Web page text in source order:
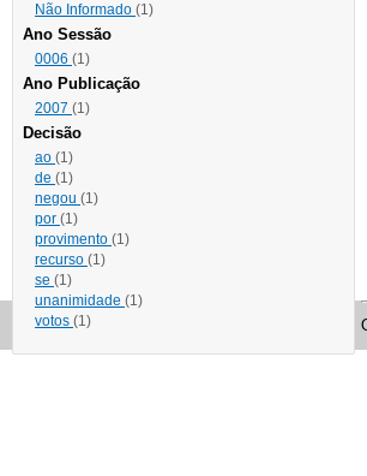
Não Informado (1)
Ano Sessão
0006 (1)
Ano Publicação
2007 (1)
Decisão
ao (1)
de (1)
negou (1)
por (1)
provimento (1)
recurso (1)
se (1)
unanimidade (1)
votos (1)